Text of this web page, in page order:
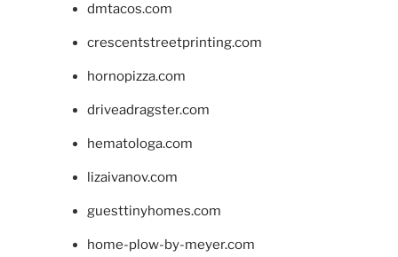
dmtacos.com
crescentstreetprinting.com
hornopizza.com
driveadragster.com
hematologa.com
lizaivanov.com
guesttinyhomes.com
home-plow-by-meyer.com